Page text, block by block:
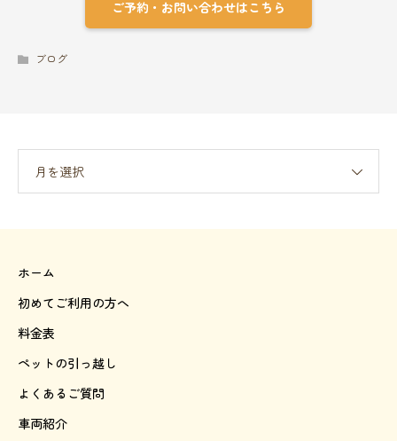
ご予約・お問い合わせはこちら
ブログ
月を選択
ホーム
初めてご利用の方へ
料金表
ペットの引っ越し
よくあるご質問
車両紹介